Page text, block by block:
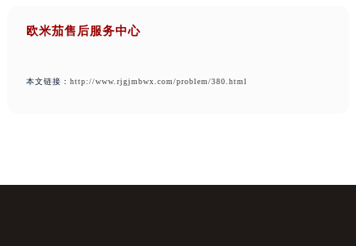
欧米茄售后服务中心
本文链接： http://www.rjgjmbwx.com/problem/380.html